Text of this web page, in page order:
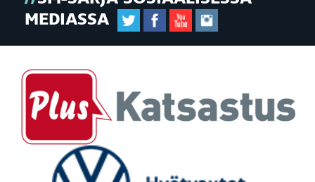
MEDIASSA